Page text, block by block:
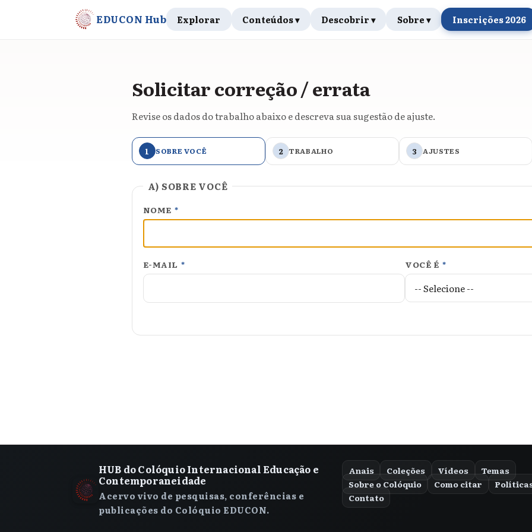
EDUCON Hub Explorar Conteúdos ▾ Descobrir ▾ Sobre ▾ Inscrições 2026
Solicitar correção / errata
Revise os dados do trabalho abaixo e descreva sua sugestão de ajuste.
1 SOBRE VOCÊ 2 TRABALHO 3 AJUSTES
A) SOBRE VOCÊ
NOME *
E-MAIL * VOCÊ É *
HUB do Colóquio Internacional Educação e
Contemporaneidade
Acervo vivo de pesquisas, conferências e
publicações do Colóquio EDUCON.
Anais Coleções Vídeos
Temas
Sobre o Colóquio
Como citar
Contato